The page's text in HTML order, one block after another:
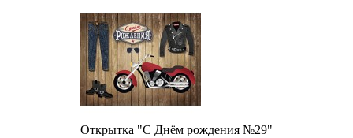
Открытка "С Днём рождения №29"